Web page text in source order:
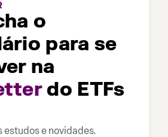
o
para se
na
do ETFs
estudos e novidades.